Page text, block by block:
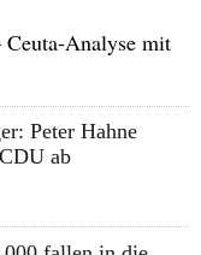
Ceuta-Analyse mit
Peter Hahne
ab